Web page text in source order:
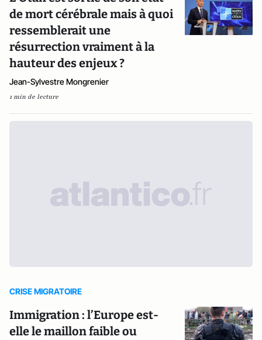
de mort cérébrale mais à quoi
ressemblerait une
résurrection vraiment à la
hauteur des enjeux ?
Jean-Sylvestre Mongrenier
1 min de lecture
CRISE MIGRATOIRE
Immigration : l’Europe est-
elle le maillon faible ou